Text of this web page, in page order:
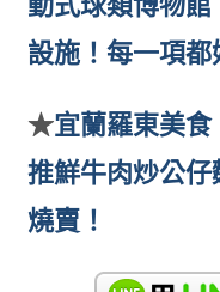
設施！每一項都
★宜蘭羅東美
推鮮牛肉炒公
燒賣！